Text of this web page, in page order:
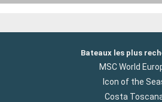
Bateaux les plus
MSC World
Icon of the
Costa